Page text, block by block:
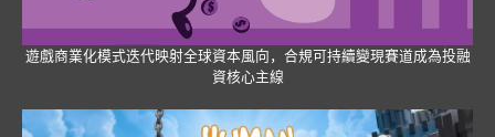
遊戲商業化模式迭代映射全球資本風向，合規可持續變現賽道成為投融
資核心主線